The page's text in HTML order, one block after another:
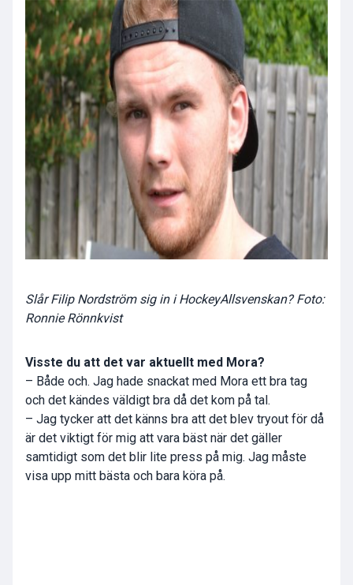
Slår Filip Nordström sig in i HockeyAllsvenskan? Foto:
Ronnie Rönnkvist
Visste du att det var aktuellt med Mora?
– Både och. Jag hade snackat med Mora ett bra tag
och det kändes väldigt bra då det kom på tal.
– Jag tycker att det känns bra att det blev tryout för då
är det viktigt för mig att vara bäst när det gäller
samtidigt som det blir lite press på mig. Jag måste
visa upp mitt bästa och bara köra på.